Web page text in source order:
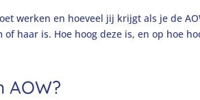
werken en hoeveel jij krijgt als je de
of haar is. Hoe hoog deze is, en op hoe
AOW?